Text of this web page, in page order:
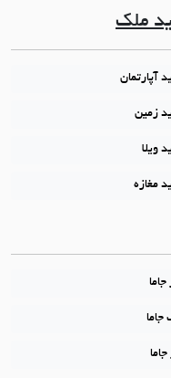
ملک
آپارتمان
زمین
ویلا
مغازه
جاما
جاما
جاما